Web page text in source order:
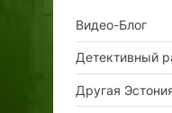
Видео-Блог
Детективный
Другая